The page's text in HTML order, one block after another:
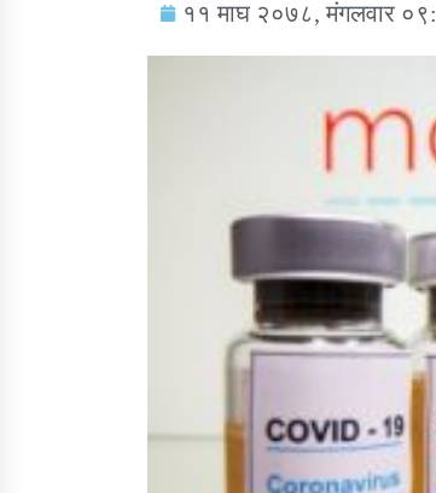
सामाजिक बिकास कार्यालय
तातोपानी गाउँपालिकाको न्यायिक समिति सम्बन्धी
११ माघ २०७८, मंगलवार